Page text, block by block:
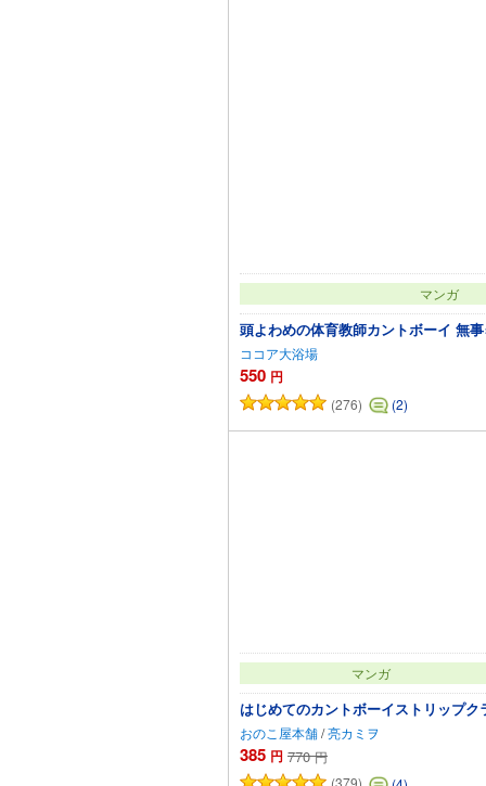
マンガ
頭よわめの体育教師カントボーイ 無
ココア大浴場
550 円
(276) (2)
マンガ
はじめてのカントボーイストリップク
おのこ屋本舗/亮カミヲ
385 円 770 円